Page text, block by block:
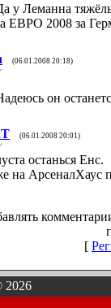
у Леманна
ЕВРО 2008 за
(06.01.2008 20:18)
он
(06.01.2008 20:01)
останься Енс.
на АрсеналХаус
[
2026